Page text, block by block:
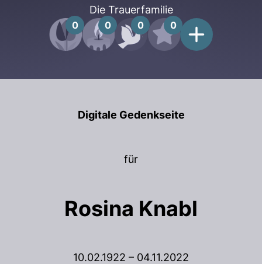
Die Trauerfamilie
0 0 0 0
Digitale Gedenkseite
für
Rosina Knabl
10.02.1922 – 04.11.2022